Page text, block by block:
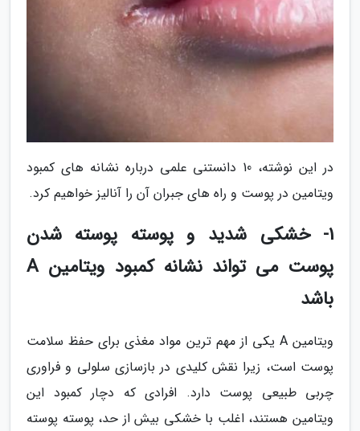
در این نوشته، 10 دانستنی علمی درباره نشانه های کمبود
ویتامین در پوست و راه های جبران آن را آنالیز خواهیم کرد.
1- خشکی شدید و پوسته پوسته شدن
پوست می تواند نشانه کمبود ویتامین A
باشد
ویتامین A یکی از مهم ترین مواد مغذی برای حفظ سلامت
پوست است، زیرا نقش کلیدی در بازسازی سلولی و فراوری
چربی طبیعی پوست دارد. افرادی که دچار کمبود این
ویتامین هستند، اغلب با خشکی بیش از حد، پوسته پوسته